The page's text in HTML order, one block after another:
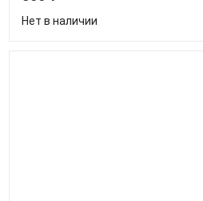
Нет в наличии